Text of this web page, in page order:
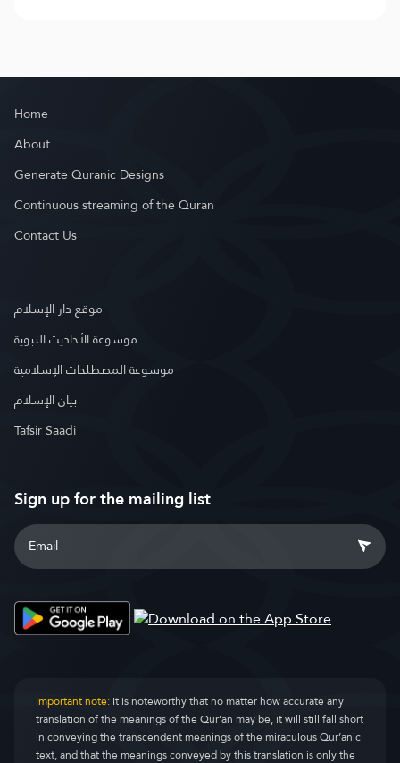
Home
About
Generate Quranic Designs
Continuous streaming of the Quran
Contact Us
موقع دار الإسلام
موسوعة الأحاديث النبوية
موسوعة المصطلحات الإسلامية
بيان الإسلام
Tafsir Saadi
Sign up for the mailing list
Important note:It is noteworthy that no matter how accurate any
translation of the meanings of the Qur’an may be, it will still fall short
in conveying the transcendent meanings of the miraculous Qur’anic
text, and that the meanings conveyed by this translation is only the